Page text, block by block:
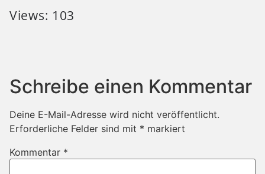
Views: 103
Schreibe einen Kommentar
Deine E-Mail-Adresse wird nicht veröffentlicht.
Erforderliche Felder sind mit * markiert
Kommentar *